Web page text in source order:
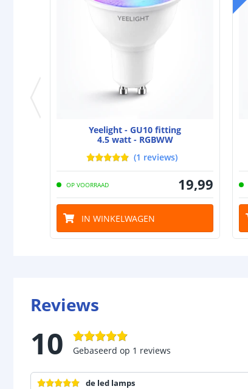
Yeelight - GU10 fitting
4.5 watt - RGBWW
(1 reviews)
OP VOORRAAD 19,99
IN WINKELWAGEN
Reviews
10 Gebaseerd op 1 reviews
de led lamps